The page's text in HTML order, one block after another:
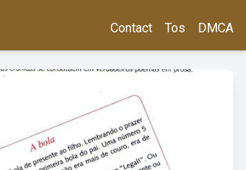
Contact Tos DMCA